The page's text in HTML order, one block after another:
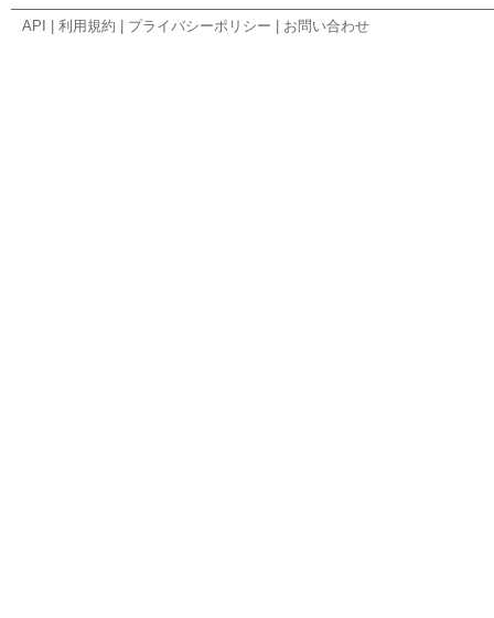
API 利用規約 プライバシーポリシー お問い合わせ